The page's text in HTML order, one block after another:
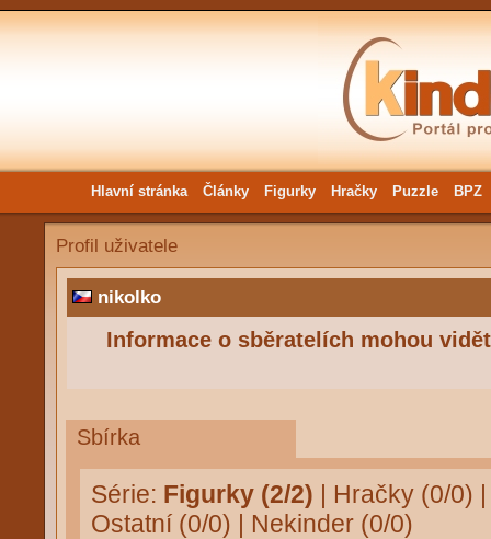
Hlavní stránka Články Figurky Hračky Puzzle BPZ
Profil uživatele
nikolko
Informace o sběratelích mohou
Sbírka
Série: Figurky (2/2) | Hračky (0/0)
Ostatní (0/0) | Nekinder (0/0)